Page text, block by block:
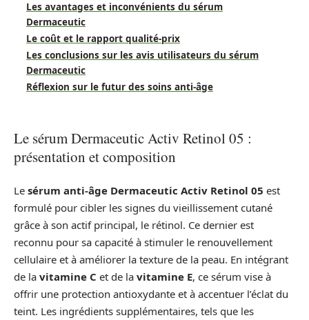
Les avantages et inconvénients du sérum
Dermaceutic
Le coût et le rapport qualité-prix
Les conclusions sur les avis utilisateurs du sérum
Dermaceutic
Réflexion sur le futur des soins anti-âge
Le sérum Dermaceutic Activ Retinol 05 :
présentation et composition
Le sérum anti-âge Dermaceutic Activ Retinol 05 est
formulé pour cibler les signes du vieillissement cutané
grâce à son actif principal, le rétinol. Ce dernier est
reconnu pour sa capacité à stimuler le renouvellement
cellulaire et à améliorer la texture de la peau. En intégrant
de la vitamine C et de la vitamine E, ce sérum vise à
offrir une protection antioxydante et à accentuer l’éclat du
teint. Les ingrédients supplémentaires, tels que les